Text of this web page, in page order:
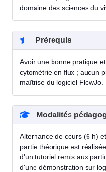
domaine des sciences du
Prérequis
Avoir une bonne pratique
cytométrie en flux ; aucun
maîtrise du logiciel FlowJo.
Modalités
Alternance de cours (6 h)
partie théorique est
d'un tutoriel remis aux
d'une démonstration sur